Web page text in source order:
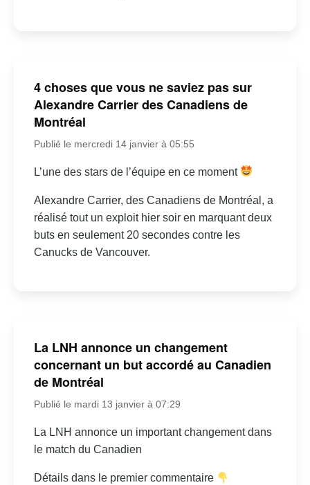
4 choses que vous ne saviez pas sur
Alexandre Carrier des Canadiens de
Montréal
Publié le mercredi 14 janvier à 05:55
L’une des stars de l’équipe en ce moment
Alexandre Carrier, des Canadiens de Montréal, a
réalisé tout un exploit hier soir en marquant deux
buts en seulement 20 secondes contre les
Canucks de Vancouver.
La LNH annonce un changement
concernant un but accordé au Canadien
de Montréal
Publié le mardi 13 janvier à 07:29
La LNH annonce un important changement dans
le match du Canadien
Détails dans le premier commentaire